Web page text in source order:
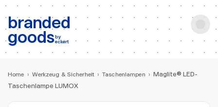
branded
goodsby
eckert
b: Produktsuche
Home › Werkzeug & Sicherheit › Taschenlampen › Maglite® LED-
Taschenlampe LUMOX